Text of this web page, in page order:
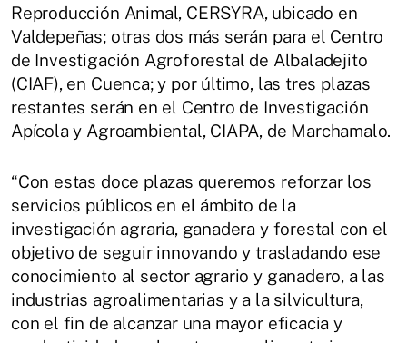
Reproducción Animal, CERSYRA, ubicado en
Valdepeñas; otras dos más serán para el Centro
de Investigación Agroforestal de Albaladejito
(CIAF), en Cuenca; y por último, las tres plazas
restantes serán en el Centro de Investigación
Apícola y Agroambiental, CIAPA, de Marchamalo.
“Con estas doce plazas queremos reforzar los
servicios públicos en el ámbito de la
investigación agraria, ganadera y forestal con el
objetivo de seguir innovando y trasladando ese
conocimiento al sector agrario y ganadero, a las
industrias agroalimentarias y a la silvicultura,
con el fin de alcanzar una mayor eficacia y